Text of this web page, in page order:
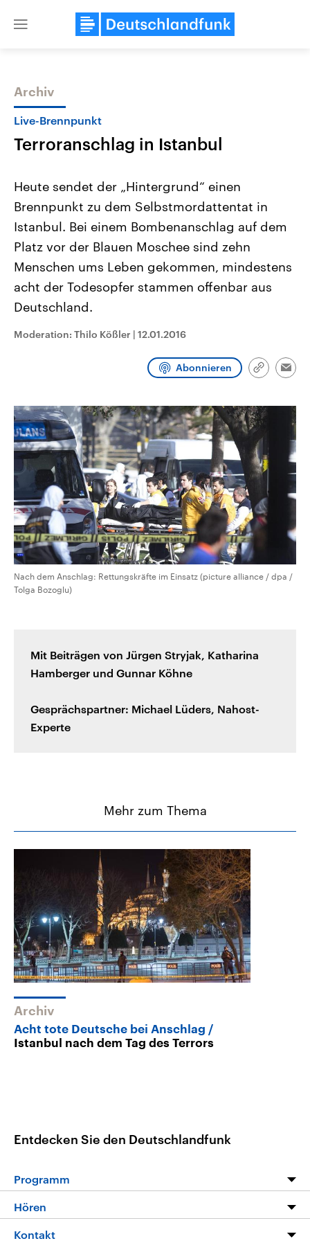
Close
Themen
Landtagswahl Sachsen-Anhalt
2026
Alle Informationen
Sachsen-Anhalt wählt am 6.
September 2026 einen neuen
Landtag. Seit 2021 wird das
Bundesland von einer Koalition aus
Umfragen, Prognosen,
Wahlprogramme, aktuelle Berichte
und Kandidaten der anstehenden
USA
Aktuelle Beiträge,
Hintergründe
Wirtschaftlich und
gehören die Vereinigten
Archiv
Live-Brennpunkt
Terroranschlag in Istanbul
Heute sendet der „Hintergrund“ einen
Brennpunkt zu dem Selbstmordattentat in
Istanbul. Bei einem Bombenanschlag auf dem
Platz vor der Blauen Moschee sind zehn
Menschen ums Leben gekommen, mindestens
acht der Todesopfer stammen offenbar aus
Deutschland.
Moderation: Thilo Kößler | 12.01.2016
Abonnieren
Link
Nach dem Anschlag: Rettungskräfte im Einsatz (picture alliance / dpa /
Tolga Bozoglu)
Mit Beiträgen von Jürgen Stryjak, Katharina
Hamberger und Gunnar Köhne
Gesprächspartner: Michael Lüders, Nahost-
Experte
Mehr zum Thema
Archiv
Acht tote Deutsche bei Anschlag
Istanbul nach dem Tag des Terrors
Entdecken Sie den Deutschlandfunk
Programm
Programm
Hören
Livestream
Kontakt